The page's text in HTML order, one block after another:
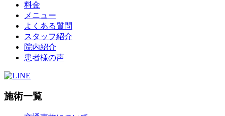
料金
メニュー
よくある質問
スタッフ紹介
院内紹介
患者様の声
施術一覧